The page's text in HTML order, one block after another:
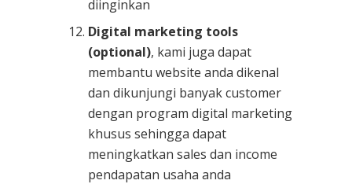
diinginkan
Digital marketing tools
(optional), kami juga dapat
membantu website anda dikenal
dan dikunjungi banyak customer
dengan program digital marketing
khusus sehingga dapat
meningkatkan sales dan income
pendapatan usaha anda